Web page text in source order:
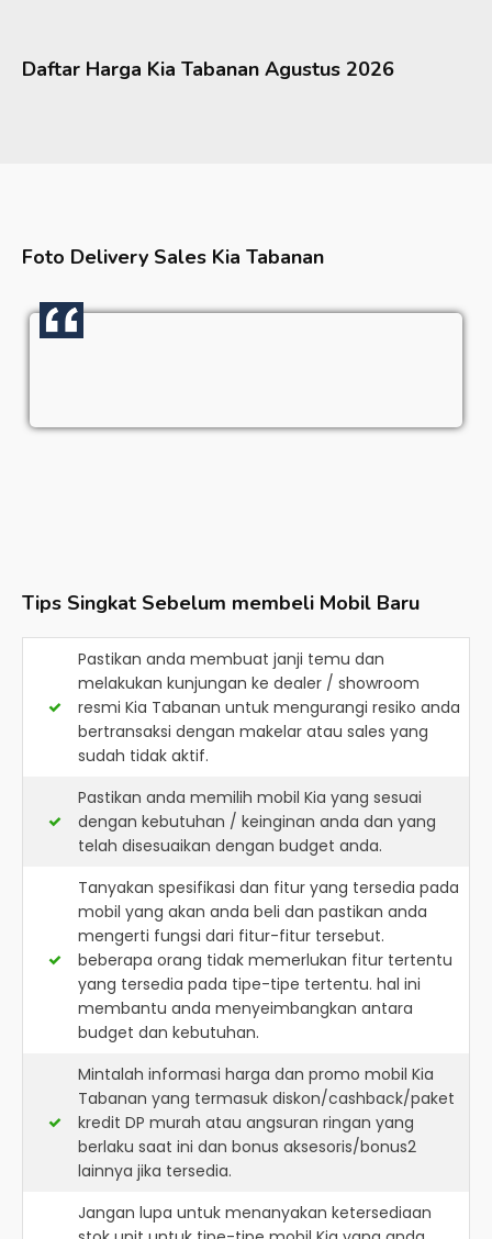
Daftar Harga Kia Tabanan Agustus 2026
Foto Delivery Sales Kia Tabanan
Tips Singkat Sebelum membeli Mobil Baru
Pastikan anda membuat janji temu dan
melakukan kunjungan ke dealer / showroom
resmi Kia Tabanan untuk mengurangi resiko anda
bertransaksi dengan makelar atau sales yang
sudah tidak aktif.
Pastikan anda memilih mobil Kia yang sesuai
dengan kebutuhan / keinginan anda dan yang
telah disesuaikan dengan budget anda.
Tanyakan spesifikasi dan fitur yang tersedia pada
mobil yang akan anda beli dan pastikan anda
mengerti fungsi dari fitur-fitur tersebut.
beberapa orang tidak memerlukan fitur tertentu
yang tersedia pada tipe-tipe tertentu. hal ini
membantu anda menyeimbangkan antara
budget dan kebutuhan.
Mintalah informasi harga dan promo mobil Kia
Tabanan yang termasuk diskon/cashback/paket
kredit DP murah atau angsuran ringan yang
berlaku saat ini dan bonus aksesoris/bonus2
lainnya jika tersedia.
Jangan lupa untuk menanyakan ketersediaan